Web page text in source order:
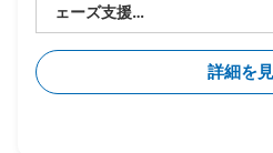
ェーズ支援
・パッケージ標準機能とカス
現する仕様を検討
・NEC社と協働し基本設計/詳
詳細を